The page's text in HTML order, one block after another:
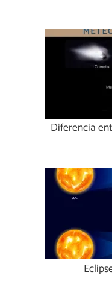
Diferencia